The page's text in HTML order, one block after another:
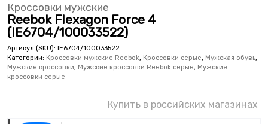
Кроссовки мужские
Reebok Flexagon Force 4
(IE6704/100033522)
Артикул (SKU): IE6704/100033522
Категории: Кроссовки мужские Reebok, Кроссовки серые, Мужская обувь,
Мужские кроссовки, Мужские кроссовки Reebok серые, Мужские
кроссовки серые
Купить в российских магазинах